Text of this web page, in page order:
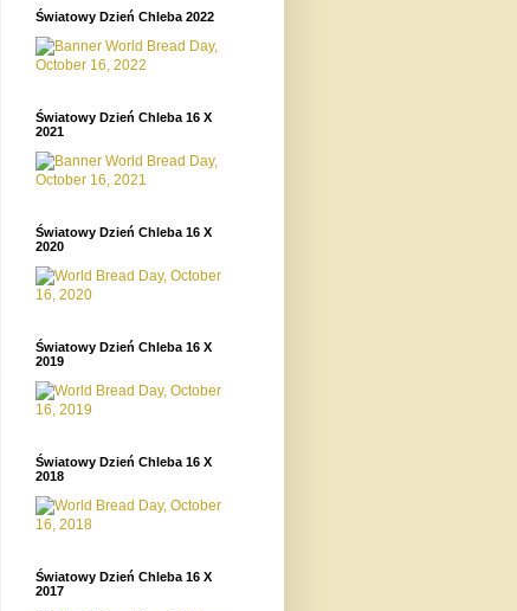
Światowy Dzień Chleba 2022
Światowy Dzień Chleba 16 X
2021
Światowy Dzień Chleba 16 X
2020
Światowy Dzień Chleba 16 X
2019
Światowy Dzień Chleba 16 X
2018
Światowy Dzień Chleba 16 X
2017